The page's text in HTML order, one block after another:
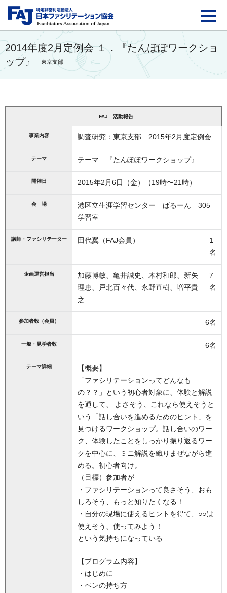
FAJ：特定非営利活動
2014年度2月定例会 １．『たんぽぽワークショ
ップ』
東京支部
FAJ 活動報告
事業内容 調査研究：東京支部 2015年2月度定例会
テーマ テーマ 『たんぽぽワークショップ』
開催日 2015年2月6日（金）（19時〜21時）
会 場
港区立生涯学習センター ばるーん 305
学習室
講師・ファシリテーター 田代翼（FAJ会員）
1
名
企画運営担当
加藤博敏、亀井誠史、木村和郎、新矢
理恵、戸北百々代、永野直樹、増平貴
之
7
名
参加者数（会員） 6名
一般・見学者数 6名
テーマ詳細
【概要】
「ファシリテーションってどんなも
の？？」という初心者対象に、体験と解説
を通して、 よさそう、これなら使えそうと
いう「話し合いを進めるためのヒント」を
見つけるワークショップ。話し合いのワー
ク、体験したことをしっかり振り返るワー
クを中心に、ミニ解説を織りまぜながら進
める。初心者向け。
（目標）参加者が
・ファシリテーションって良さそう、おも
しろそう、もっと知りたくなる！
・自分の現場に使えるヒントを得て、○○は
使えそう、使ってみよう！
という気持ちになっている
【プログラム内容】
・はじめに
・ペンの持ち方